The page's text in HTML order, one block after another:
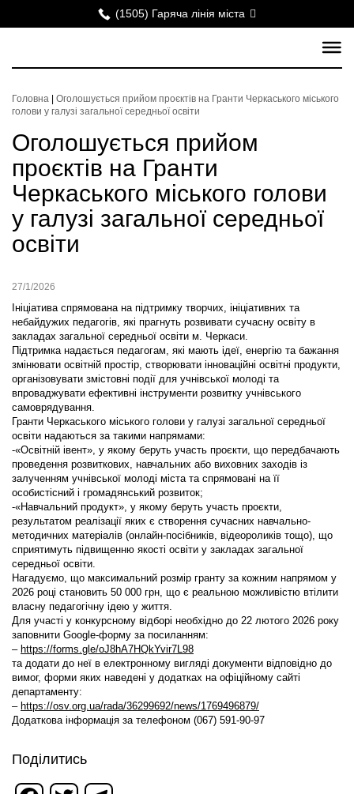
(1505) Гаряча лінія міста
Головна
Оголошується прийом проєктів на Гранти Черкаського міського
голови у галузі загальної середньої освіти
Оголошується прийом
проєктів на Гранти
Черкаського міського голови
у галузі загальної середньої
освіти
27/1/2026
Ініціатива спрямована на підтримку творчих, ініціативних та
небайдужих педагогів, які прагнуть розвивати сучасну освіту в
закладах загальної середньої освіти м. Черкаси.
Підтримка надається педагогам, які мають ідеї, енергію та бажання
змінювати освітній простір, створювати інноваційні освітні продукти,
організовувати змістовні події для учнівської молоді та
впроваджувати ефективні інструменти розвитку учнівського
самоврядування.
Гранти Черкаського міського голови у галузі загальної середньої
освіти надаються за такими напрямами:
-«Освітній івент», у якому беруть участь проєкти, що передбачають
проведення розвиткових, навчальних або виховних заходів із
залученням учнівської молоді міста та спрямовані на її
особистісний і громадянський розвиток;
-«Навчальний продукт», у якому беруть участь проєкти,
результатом реалізації яких є створення сучасних навчально-
методичних матеріалів (онлайн-посібників, відеороликів тощо), що
сприятимуть підвищенню якості освіти у закладах загальної
середньої освіти.
Нагадуємо, що максимальний розмір гранту за кожним напрямом у
2026 році становить 50 000 грн, що є реальною можливістю втілити
власну педагогічну ідею у життя.
Для участі у конкурсному відборі необхідно до 22 лютого 2026 року
заповнити Google-форму за посиланням:
– https://forms.gle/oJ8hA7HQkYvir7L98
та додати до неї в електронному вигляді документи відповідно до
вимог, форми яких наведені у додатках на офіційному сайті
департаменту:
– https://osv.org.ua/rada/36299692/news/1769496879/
Додаткова інформація за телефоном (067) 591-90-97
Поділитись